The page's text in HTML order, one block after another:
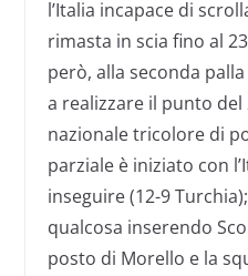
l’Italia incapace di
rimasta in scia fino al
però, alla seconda
a realizzare il punto del
nazionale tricolore di
parziale è iniziato con
inseguire (12-9
qualcosa inserendo
posto di Morello e la